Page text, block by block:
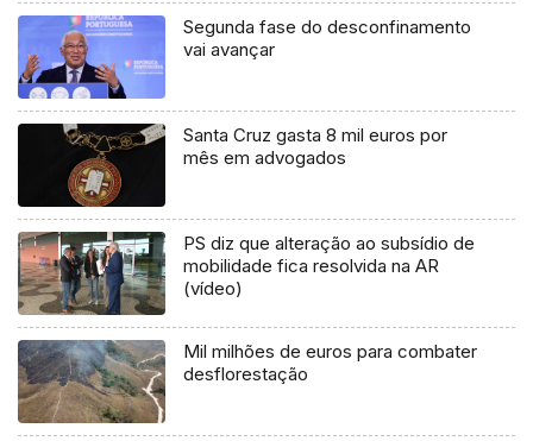
Segunda fase do desconfinamento
vai avançar
Santa Cruz gasta 8 mil euros por
mês em advogados
PS diz que alteração ao subsídio de
mobilidade fica resolvida na AR
(vídeo)
Mil milhões de euros para combater
desflorestação